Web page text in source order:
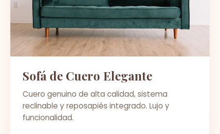
Sofá de Cuero Elegante
Cuero genuino de alta calidad, sistema
reclinable y reposapiés integrado. Lujo y
funcionalidad.